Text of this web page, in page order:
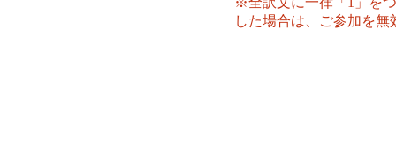
した場合は、ご参加を